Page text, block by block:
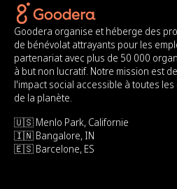
Goodera organise et héberge des
de bénévolat attrayants pour les
partenariat avec plus de 50 000
à but non lucratif. Notre mission est
l'impact social accessible à toutes les
de la planète.
🇺🇸 Menlo Park, Californie
🇮🇳 Bangalore, IN
🇪🇸 Barcelone, ES